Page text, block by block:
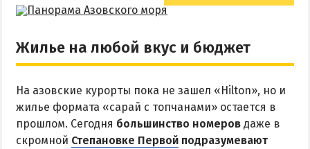
Борисовский спуск
ПРИМОРСКИЙ ПОСАД
Отели Приморского Посада
КУРОРТЫ БЕЛОСАРАЙСКОГО ЗАЛИВА
Жилье на любой вкус и бюджет
На азовские курорты пока не зашел «Hilton», но и
жилье формата «сарай с топчанами» остается в
прошлом. Сегодня большинство номеров даже в
скромной Степановке Первой подразумевают